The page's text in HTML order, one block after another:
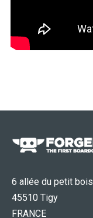
6 allée du petit bois
45510 Tigy
FRANCE